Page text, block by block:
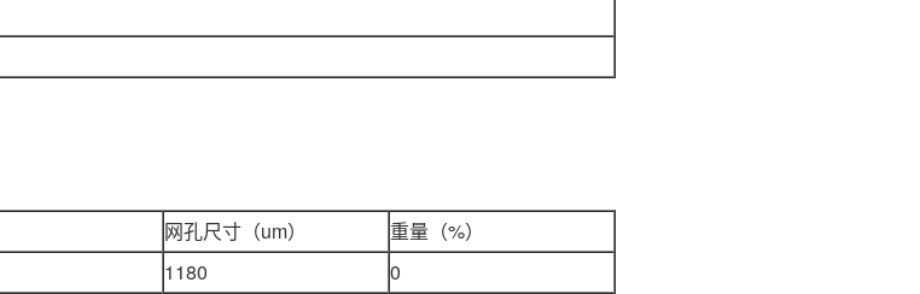
网孔尺寸（um）
重量（%）
1180
0